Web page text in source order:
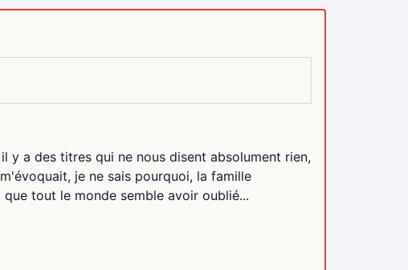
y a des titres qui ne nous disent absolument rien,
je ne sais pourquoi, la famille
tout le monde semble avoir oublié...